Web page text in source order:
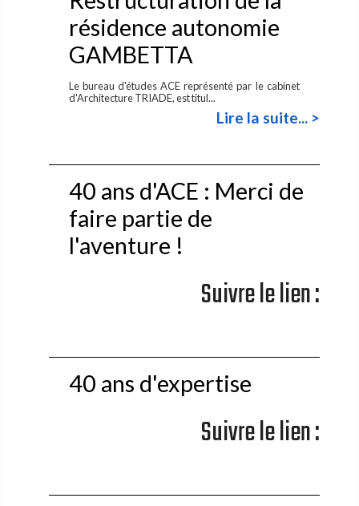
résidence autonomie
GAMBETTA
Le bureau d'études ACE représenté par le cabinet
d'Architecture TRIADE, est titul...
Lire la suite... >
40 ans d'ACE : Merci de
faire partie de
l'aventure !
Suivre le lien :
40 ans d'expertise
Suivre le lien :